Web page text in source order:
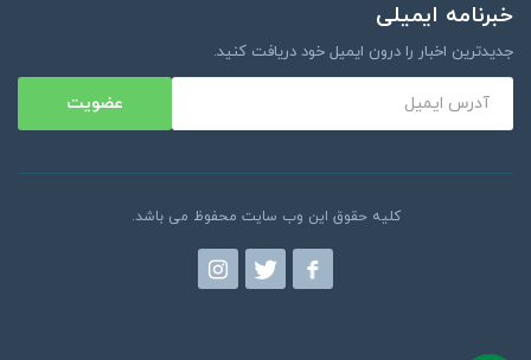
خبرنامه ایمیلی
جدیدترین اخبار را درون ایمیل خود دریافت کنید.
عضویت
کلیه حقوق این وب سایت محفوظ می باشد.